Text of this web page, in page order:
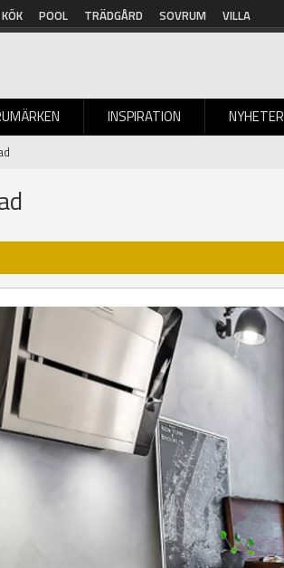
KÖK POOL TRÄDGÅRD SOVRUM VILLA
INSPIRATION NYHETER